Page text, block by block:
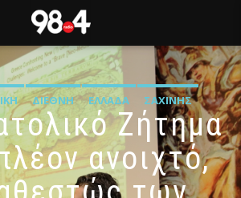
ΔΙΕΘΝΉ ΕΛΛΆΔΑ ΣΑΧΊΝΗΣ
Ζήτημα
ανοιχτό,